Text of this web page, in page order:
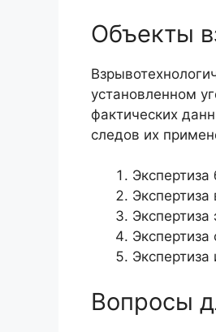
Объекты
установленном
фактических
следов их
Экспертиза
Экспертиза
Вопросы